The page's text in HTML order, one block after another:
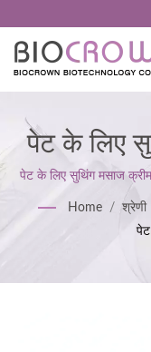
पेट के लिए
& GMP
1977
पेट के लिए सुथिंग मसाज
पर ध्यान केंद्रित करता है।
मानकों का पालन करते हैं;
Home / श्रेणी